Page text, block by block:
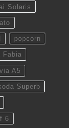
Solaris
popcorn
Fabia
A5
Superb
6